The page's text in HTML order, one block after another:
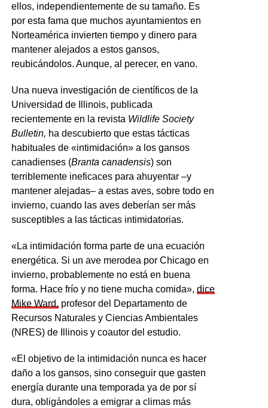
ellos, independientemente de su tamaño. Es
por esta fama que muchos ayuntamientos en
Norteamérica invierten tiempo y dinero para
mantener alejados a estos gansos,
reubicándolos. Aunque, al perecer, en vano.
Una nueva investigación de científicos de la
Universidad de Illinois, publicada
recientemente en la revista Wildlife Society
Bulletin, ha descubierto que estas tácticas
habituales de «intimidación» a los gansos
canadienses (Branta canadensis) son
terriblemente ineficaces para ahuyentar –y
mantener alejadas– a estas aves, sobre todo en
invierno, cuando las aves deberían ser más
susceptibles a las tácticas intimidatorias.
«La intimidación forma parte de una ecuación
energética. Si un ave merodea por Chicago en
invierno, probablemente no está en buena
forma. Hace frío y no tiene mucha comida», dice
Mike Ward, profesor del Departamento de
Recursos Naturales y Ciencias Ambientales
(NRES) de Illinois y coautor del estudio.
«El objetivo de la intimidación nunca es hacer
daño a los gansos, sino conseguir que gasten
energía durante una temporada ya de por sí
dura, obligándoles a emigrar a climas más